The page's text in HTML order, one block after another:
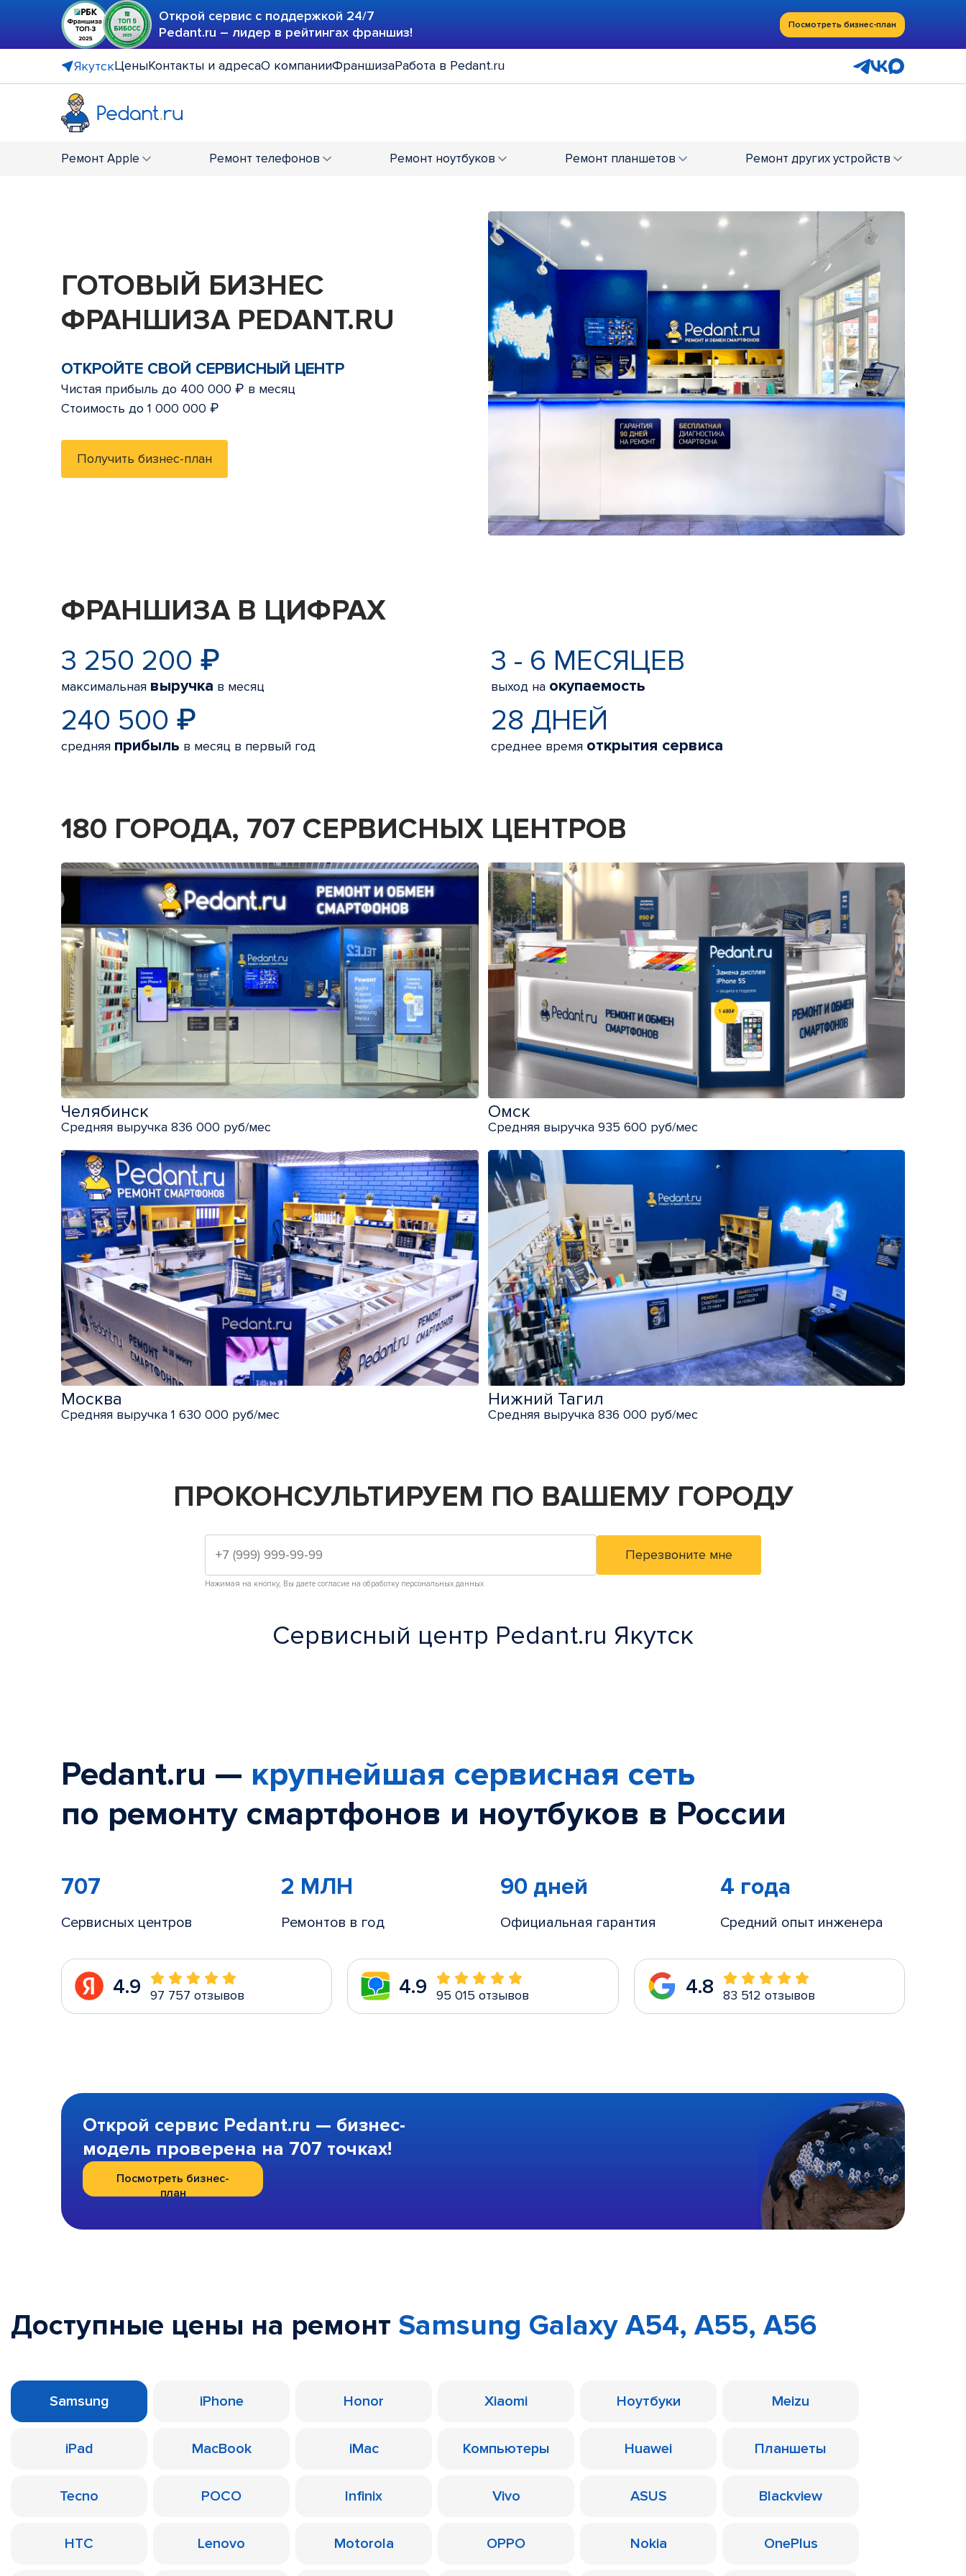
Открой сервис с поддержкой 24/7
Pedant.ru – лидер в рейтингах франшиз!
Посмотреть бизнес-план
ЯкутскЦеныКонтакты и адресаО компанииФраншизаРабота в Pedant.ru
Ремонт Apple Ремонт телефонов Ремонт ноутбуков Ремонт планшетов Ремонт других устройств
ГОТОВЫЙ БИЗНЕС
ФРАНШИЗА PEDANT.RU
ОТКРОЙТЕ СВОЙ СЕРВИСНЫЙ ЦЕНТР
Чистая прибыль до 400 000 ₽ в месяц
Стоимость до 1 000 000 ₽
Получить бизнес-план
ФРАНШИЗА В ЦИФРАХ
3 250 200 ₽
максимальная выручка в месяц
3 - 6 МЕСЯЦЕВ
выход на окупаемость
240 500 ₽
средняя прибыль в месяц в первый год
28 ДНЕЙ
среднее время открытия сервиса
180 ГОРОДА, 707 СЕРВИСНЫХ ЦЕНТРОВ
Челябинск
Средняя выручка 836 000 руб/мес
Омск
Средняя выручка 935 600 руб/мес
Москва
Средняя выручка 1 630 000 руб/мес
Нижний Тагил
Средняя выручка 836 000 руб/мес
ПРОКОНСУЛЬТИРУЕМ ПО ВАШЕМУ ГОРОДУ
Нажимая на кнопку, Вы даете согласие на обработку персональных данных
Сервисный центр Pedant.ru Якутск
Pedant.ru — крупнейшая сервисная сеть
по ремонту смартфонов и ноутбуков в России
707
Сервисных центров
2 МЛН
Ремонтов в год
90 дней
Официальная гарантия
4 года
Средний опыт инженера
4.9 97 757 отзывов 4.9 95 015 отзывов 4.8 83 512 отзывов
Открой сервис Pedant.ru — бизнес-
модель проверена на 707 точках!
Посмотреть бизнес-
план
Доступные цены на ремонт Samsung Galaxy A54, A55, A56
Samsung iPhone Honor Xiaomi Ноутбуки Meizu
iPad MacBook iMac Компьютеры Huawei Планшеты
Tecno POCO Infinix Vivo ASUS Blackview
HTC Lenovo Motorola OPPO Nokia OnePlus